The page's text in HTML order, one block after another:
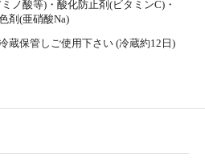
ノ酸等)・酸化防止剤(ビタミンC)・
剤(亜硝酸Na)
蔵保管しご使用下さい (冷蔵約12日)